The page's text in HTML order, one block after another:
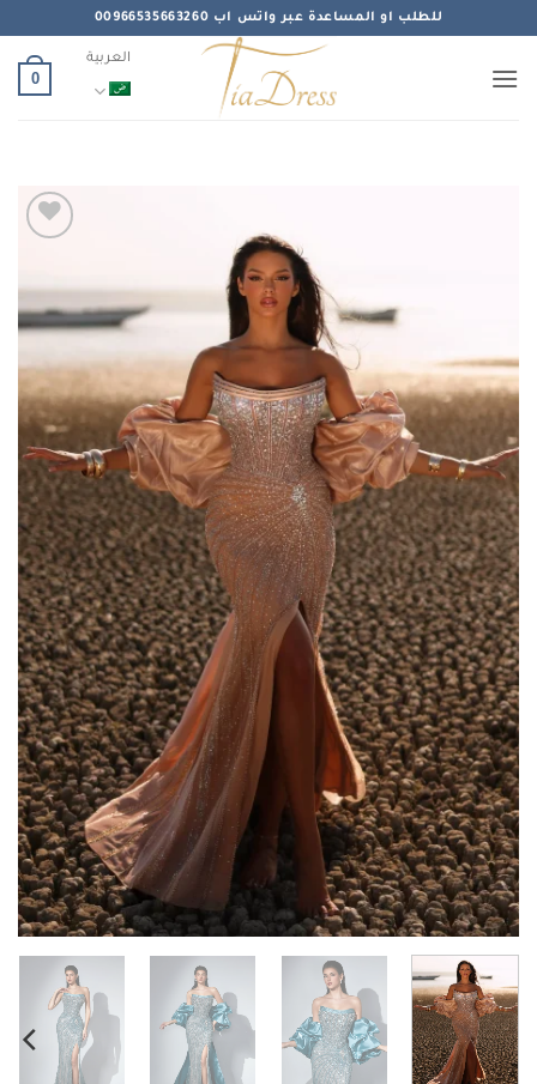
للطلب او المساعدة عبر واتس اب 00966535663260
العربية
0